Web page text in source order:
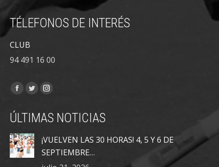
TÉLEFONOS DE INTERÉS
CLUB
94 491 16 00
Encuéntranos en:
Facebook
opens
in
new
window
Twitter
opens
in
new
window
Instagram
opens
new
window
ÚLTIMAS NOTICIAS
¡VUELVEN LAS 30 HORAS! 4, 5 Y 6 DE
SEPTIEMBRE…